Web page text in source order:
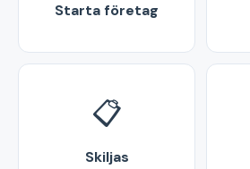
Starta företag
📋
Skiljas